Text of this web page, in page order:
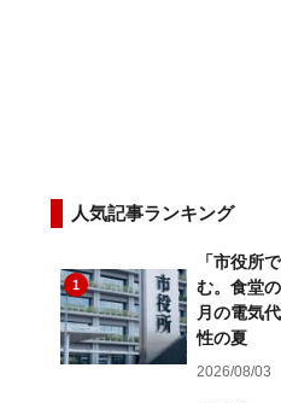
人気記事ランキング
1
「市役所
む。食堂
月の電気
性の夏
2026/08/03